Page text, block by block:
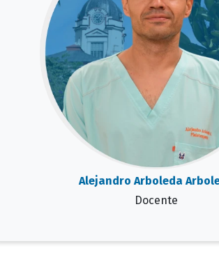
Alejandro Arboleda
Docente